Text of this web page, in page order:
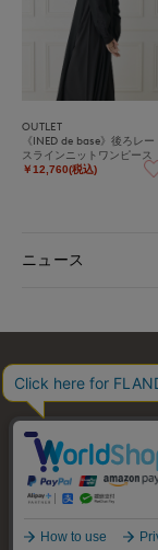
OUTLET
《INED de base》後ろレー
スラインニットワンピース
￥12,760(税込)
ニュース
お問い合わせ
特定商取